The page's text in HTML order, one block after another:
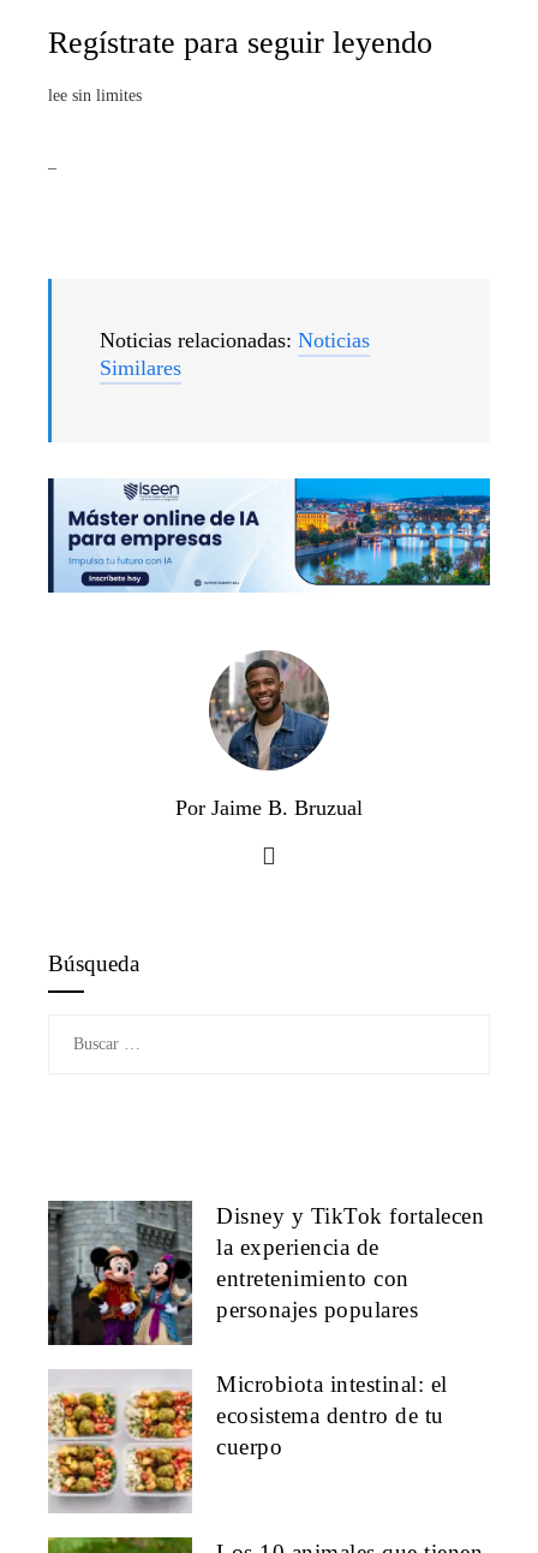
Regístrate para seguir leyendo
lee sin limites
Noticias relacionadas: Noticias
Similares
Por Jaime B. Bruzual
Búsqueda
Disney y TikTok fortalecen
la experiencia de
entretenimiento con
personajes populares
Microbiota intestinal: el
ecosistema dentro de tu
cuerpo